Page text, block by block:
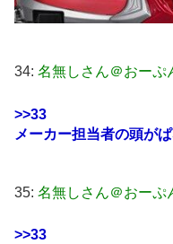
34: 名無しさん＠おーぷ
>>33
メーカー担当者の頭が
35: 名無しさん＠おーぷ
>>33